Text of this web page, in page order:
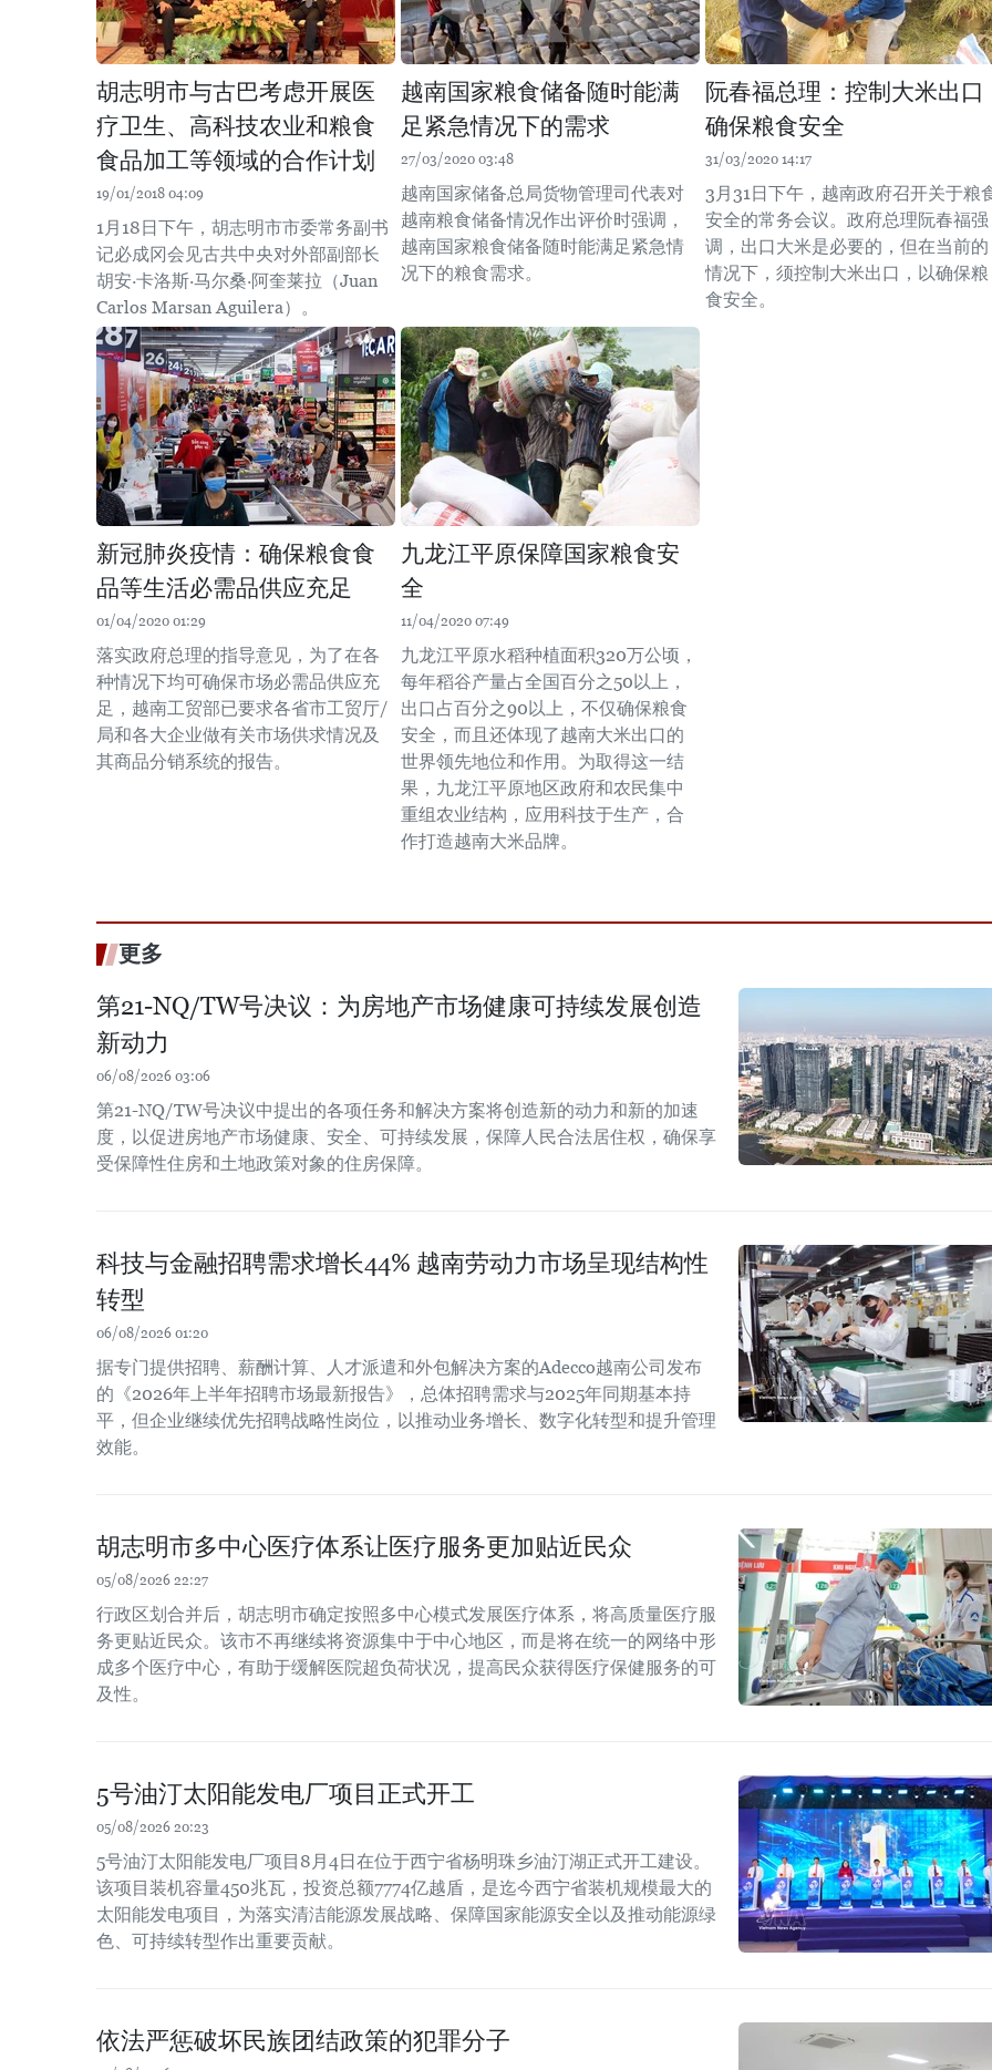
胡志明市与古巴考虑开展医
疗卫生、高科技农业和粮食
食品加工等领域的合作计划
19/01/2018 04:09
1月18日下午，胡志明市市委常务副书
记必成冈会见古共中央对外部副部长
胡安·卡洛斯·马尔桑·阿奎莱拉（Juan
Carlos Marsan Aguilera）。
越南国家粮食储备随时能满
足紧急情况下的需求
27/03/2020 03:48
越南国家储备总局货物管理司代表对
越南粮食储备情况作出评价时强调，
越南国家粮食储备随时能满足紧急情
况下的粮食需求。
阮春福总理：控制大米出口
确保粮食安全
31/03/2020 14:17
3月31日下午，越南政府召开关于粮
安全的常务会议。政府总理阮春福强
调，出口大米是必要的，但在当前的
情况下，须控制大米出口，以确保粮
食安全。
新冠肺炎疫情：确保粮食食
品等生活必需品供应充足
01/04/2020 01:29
落实政府总理的指导意见，为了在各
种情况下均可确保市场必需品供应充
足，越南工贸部已要求各省市工贸厅/
局和各大企业做有关市场供求情况及
其商品分销系统的报告。
九龙江平原保障国家粮食安
全
11/04/2020 07:49
九龙江平原水稻种植面积320万公顷，
每年稻谷产量占全国百分之50以上，
出口占百分之90以上，不仅确保粮食
安全，而且还体现了越南大米出口的
世界领先地位和作用。为取得这一结
果，九龙江平原地区政府和农民集中
重组农业结构，应用科技于生产，合
作打造越南大米品牌。
更多
第21-NQ/TW号决议：为房地产市场健康可持续发展创造
新动力
06/08/2026 03:06
第21-NQ/TW号决议中提出的各项任务和解决方案将创造新的动力和新的加速
度，以促进房地产市场健康、安全、可持续发展，保障人民合法居住权，确保享
受保障性住房和土地政策对象的住房保障。
科技与金融招聘需求增长44% 越南劳动力市场呈现结构性
转型
06/08/2026 01:20
据专门提供招聘、薪酬计算、人才派遣和外包解决方案的Adecco越南公司发布
的《2026年上半年招聘市场最新报告》，总体招聘需求与2025年同期基本持
平，但企业继续优先招聘战略性岗位，以推动业务增长、数字化转型和提升管理
效能。
胡志明市多中心医疗体系让医疗服务更加贴近民众
05/08/2026 22:27
行政区划合并后，胡志明市确定按照多中心模式发展医疗体系，将高质量医疗服
务更贴近民众。该市不再继续将资源集中于中心地区，而是将在统一的网络中形
成多个医疗中心，有助于缓解医院超负荷状况，提高民众获得医疗保健服务的可
及性。
5号油汀太阳能发电厂项目正式开工
05/08/2026 20:23
5号油汀太阳能发电厂项目8月4日在位于西宁省杨明珠乡油汀湖正式开工建设。
该项目装机容量450兆瓦，投资总额7774亿越盾，是迄今西宁省装机规模最大的
太阳能发电项目，为落实清洁能源发展战略、保障国家能源安全以及推动能源绿
色、可持续转型作出重要贡献。
依法严惩破坏民族团结政策的犯罪分子